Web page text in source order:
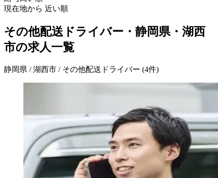
現在地から 近い順
その他配送ドライバー・静岡県・湖西
市の求人一覧
静岡県 / 湖西市 / その他配送ドライバー (4件)